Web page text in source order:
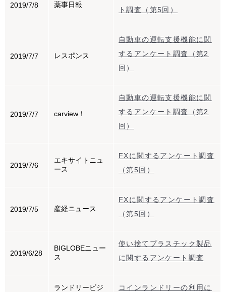
2019/7/8 薬事日報
ト調査（第5回）
2019/7/7 レスポンス
自動車の運転支援機能に関
するアンケート調査（第2
回）
2019/7/7 carview！
自動車の運転支援機能に関
するアンケート調査（第2
回）
2019/7/6
エキサイトニュ
ース
FXに関するアンケート調査
（第5回）
2019/7/5 産経ニュース
FXに関するアンケート調査
（第5回）
2019/6/28
BIGLOBEニュー
ス
使い捨てプラスチック製品
に関するアンケート調査
ランドリービジ
コインランドリーの利用に